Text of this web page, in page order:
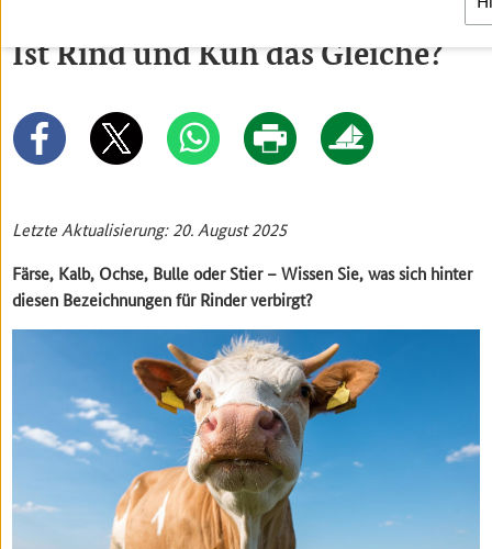
Ist Rind und Kuh das Gleiche?
Letzte Aktualisierung: 20. August 2025
Färse, Kalb, Ochse, Bulle oder Stier – Wissen Sie, was sich hinter
diesen Bezeichnungen für Rinder verbirgt?